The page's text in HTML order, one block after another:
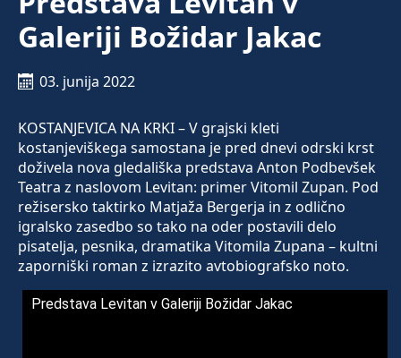
Galeriji Božidar Jakac
03. junija 2022
KOSTANJEVICA NA KRKI – V grajski kleti
kostanjeviškega samostana je pred dnevi odrski krst
doživela nova gledališka predstava Anton Podbevšek
Teatra z naslovom Levitan: primer Vitomil Zupan. Pod
režisersko taktirko Matjaža Bergerja in z odlično
igralsko zasedbo so tako na oder postavili delo
pisatelja, pesnika, dramatika Vitomila Zupana – kultni
zaporniški roman z izrazito avtobiografsko noto.
Predstava Levitan v Galeriji Božidar Jakac